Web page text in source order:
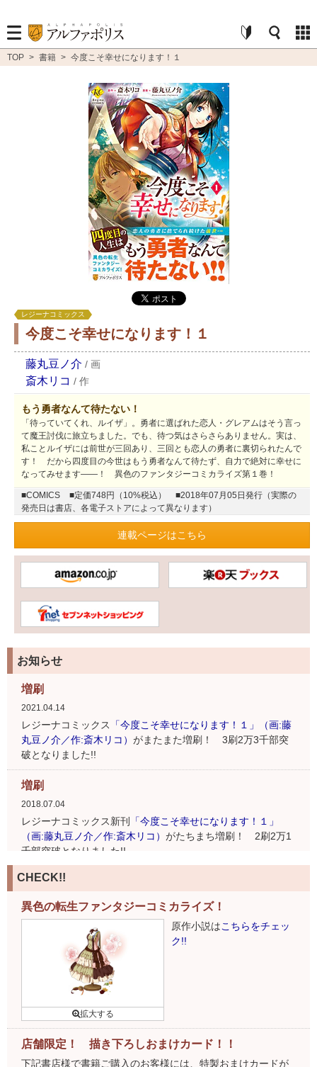
TOP > 書籍 > 今度こそ幸せになります！１
レジーナコミックス
今度こそ幸せになります！１
藤丸豆ノ介 / 画
斎木リコ / 作
もう勇者なんて待たない！
「待っていてくれ、ルイザ」。勇者に選ばれた恋人・グレアムはそう言っ
て魔王討伐に旅立ちました。でも、待つ気はさらさらありません。実は、
私ことルイザには前世が三回あり、三回とも恋人の勇者に裏切られたんで
す！ だから四度目の今世はもう勇者なんて待たず、自力で絶対に幸せに
なってみせます――！ 異色のファンタジーコミカライズ第１巻！
■COMICS ■定価748円（10%税込）
■2018年07月05日発行（実際の
発売日は書店、各電子ストアによって異なります）
連載ページはこちら
お知らせ
増刷
2021.04.14
レジーナコミックス
「今度こそ幸せになります！１」（画:藤
丸豆ノ介／作:斎木リコ） がまたまた増刷！ 3刷2万3千部突
破となりました!!
増刷
2018.07.04
レジーナコミックス新刊
「今度こそ幸せになります！１」
（画:藤丸豆ノ介／作:斎木リコ） がたちまち増刷！ 2刷2万1
千部突破となりました!!
CHECK!!
異色の転生ファンタジーコミカライズ！
原作小説はこちらをチェッ
ク!!
店舗限定！ 描き下ろしおまけカード！！
下記書店様で書籍ご購入のお客様には、特製おまけカードが